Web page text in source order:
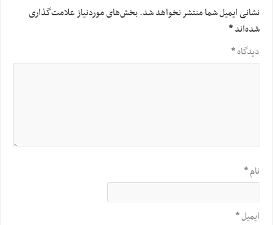
نشانی ایمیل شما منتشر نخواهد شد.بخش‌های موردنیاز علامت‌گذاری
شده‌اند*
دیدگاه*
نام*
ایمیل*